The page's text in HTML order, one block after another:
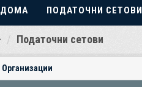
ДОМА ПОДАТОЧНИ СЕТОВИ
Податочни сетови
Организации